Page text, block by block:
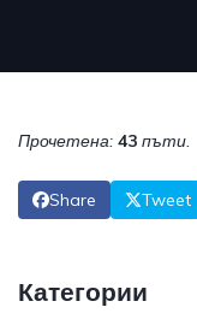
Прочетена: 43 пъти.
Share Tweet
Категории